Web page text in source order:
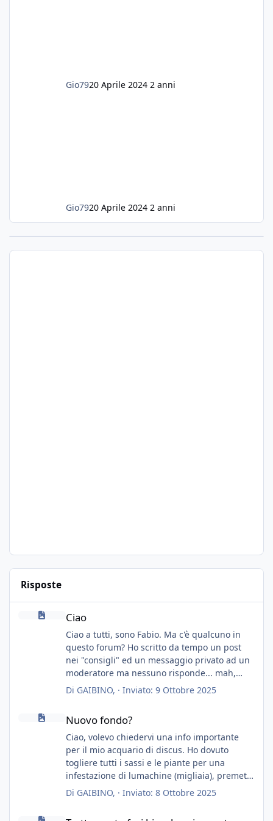
Gio7920 Aprile 2024 2 anni
Gio7920 Aprile 2024 2 anni
Risposte
Ciao
Ciao a tutti, sono Fabio. Ma c'è qualcuno in
questo forum? Ho scritto da tempo un post
nei "consigli" ed un messaggio privato ad un
moderatore ma nessuno risponde... mah,
chissà... speravo in un consiglio...
Di GAIBINO, · Inviato: 9 Ottobre 2025
Nuovo fondo?
Ciao, volevo chiedervi una info importante
per il mio acquario di discus. Ho dovuto
togliere tutti i sassi e le piante per una
infestazione di lumachine (migliaia), premetto
che ho 3 discus, 8 coridoras, e una ventina di
cardinali, e tre pulitori in una vasca con 200
Di GAIBINO, · Inviato: 8 Ottobre 2025